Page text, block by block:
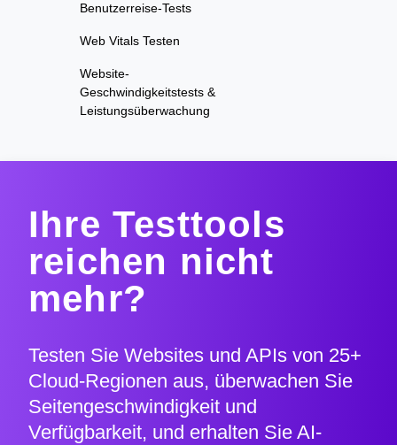
Benutzerreise-Tests
Web Vitals Testen
Website-
Geschwindigkeitstests &
Leistungsüberwachung
Ihre Testtools
reichen nicht
mehr?
Testen Sie Websites und APIs von 25+
Cloud-Regionen aus, überwachen Sie
Seitengeschwindigkeit und
Verfügbarkeit, und erhalten Sie AI-